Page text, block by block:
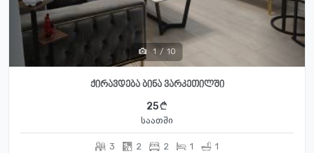
1 / 10
ქირავდება ბინა ვარკეთილში
25
საათში
3 2 2 1 1